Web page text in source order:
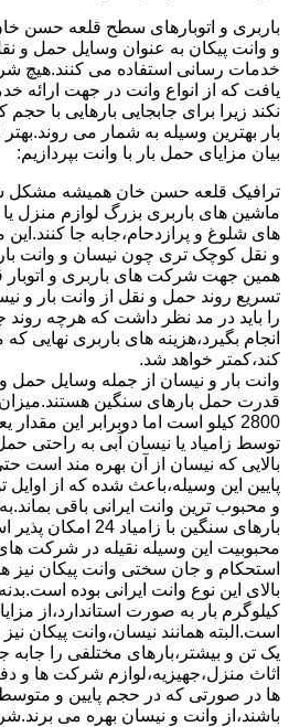
باربری و اتوبارهای سطح قلعه حسن
و وانت پیکان به عنوان وسایل حمل و
خدمات رسانی استفاده می کنند.هیچ
یافت که از انواع وانت در جهت ارائه
نکند زیرا برای جابجایی بارهایی با
بار بهترین وسیله به شمار می
بیان مزایای حمل بار با وانت بپردازیم:
ترافیک قلعه حسن خان همیشه مشکل
ماشین های باربری بزرگ لوازم منزل
های شلوغ و پرازدحام،جابه جا
و نقل کوچک تری چون نیسان و وانت
همین جهت شرکت های باربری و
تسریع روند حمل و نقل از وانت بار و
را باید در مد نظر داشت که هرچه روند
انجام بگیرد،هزینه های باربری نهایی
کند،کمتر خواهد شد.
وانت بار و نیسان از جمله وسایل حمل
قدرت حمل بارهای سنگین هستند.میزان
توسط زامیاد یا نیسان آبی به
بالایی که نیسان از آن بهره مند است
پایین این وسیله،باعث شده که از اوایل
و محبوب ترین وانت ایرانی باقی
بارهای سنگین با
محبوبیت این وسیله نقیله در شرکت
استحکام و جان سختی وانت پیکان
کیلوگرم بار به صورت استاندارد،از
است.البته همانند نیسان،وانت پیکان
یک تن و بیشتر،بارهای مختلفی را جابه
اثاث منزل،جهیزیه،لوازم شرکت ها و
ها در صورتی که در حجم پایین و متوسط
باشند،از وانت و نیسان بهره می